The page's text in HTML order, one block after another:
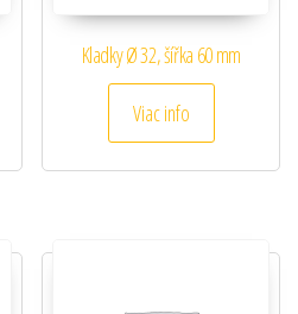
Kladky Ø 32, šířka 60 mm
Viac info